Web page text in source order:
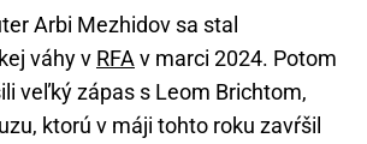
Arbi Mezhidov sa stal
váhy v RFAv marci 2024. Potom
veľký zápas s Leom Brichtom,
ktorú v máji tohto roku zavŕšil